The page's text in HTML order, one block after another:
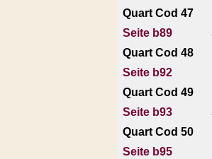
Quart Cod 47
Seite b89
Quart Cod 48
Seite b92
Quart Cod 49
Seite b93
Quart Cod 50
Seite b95